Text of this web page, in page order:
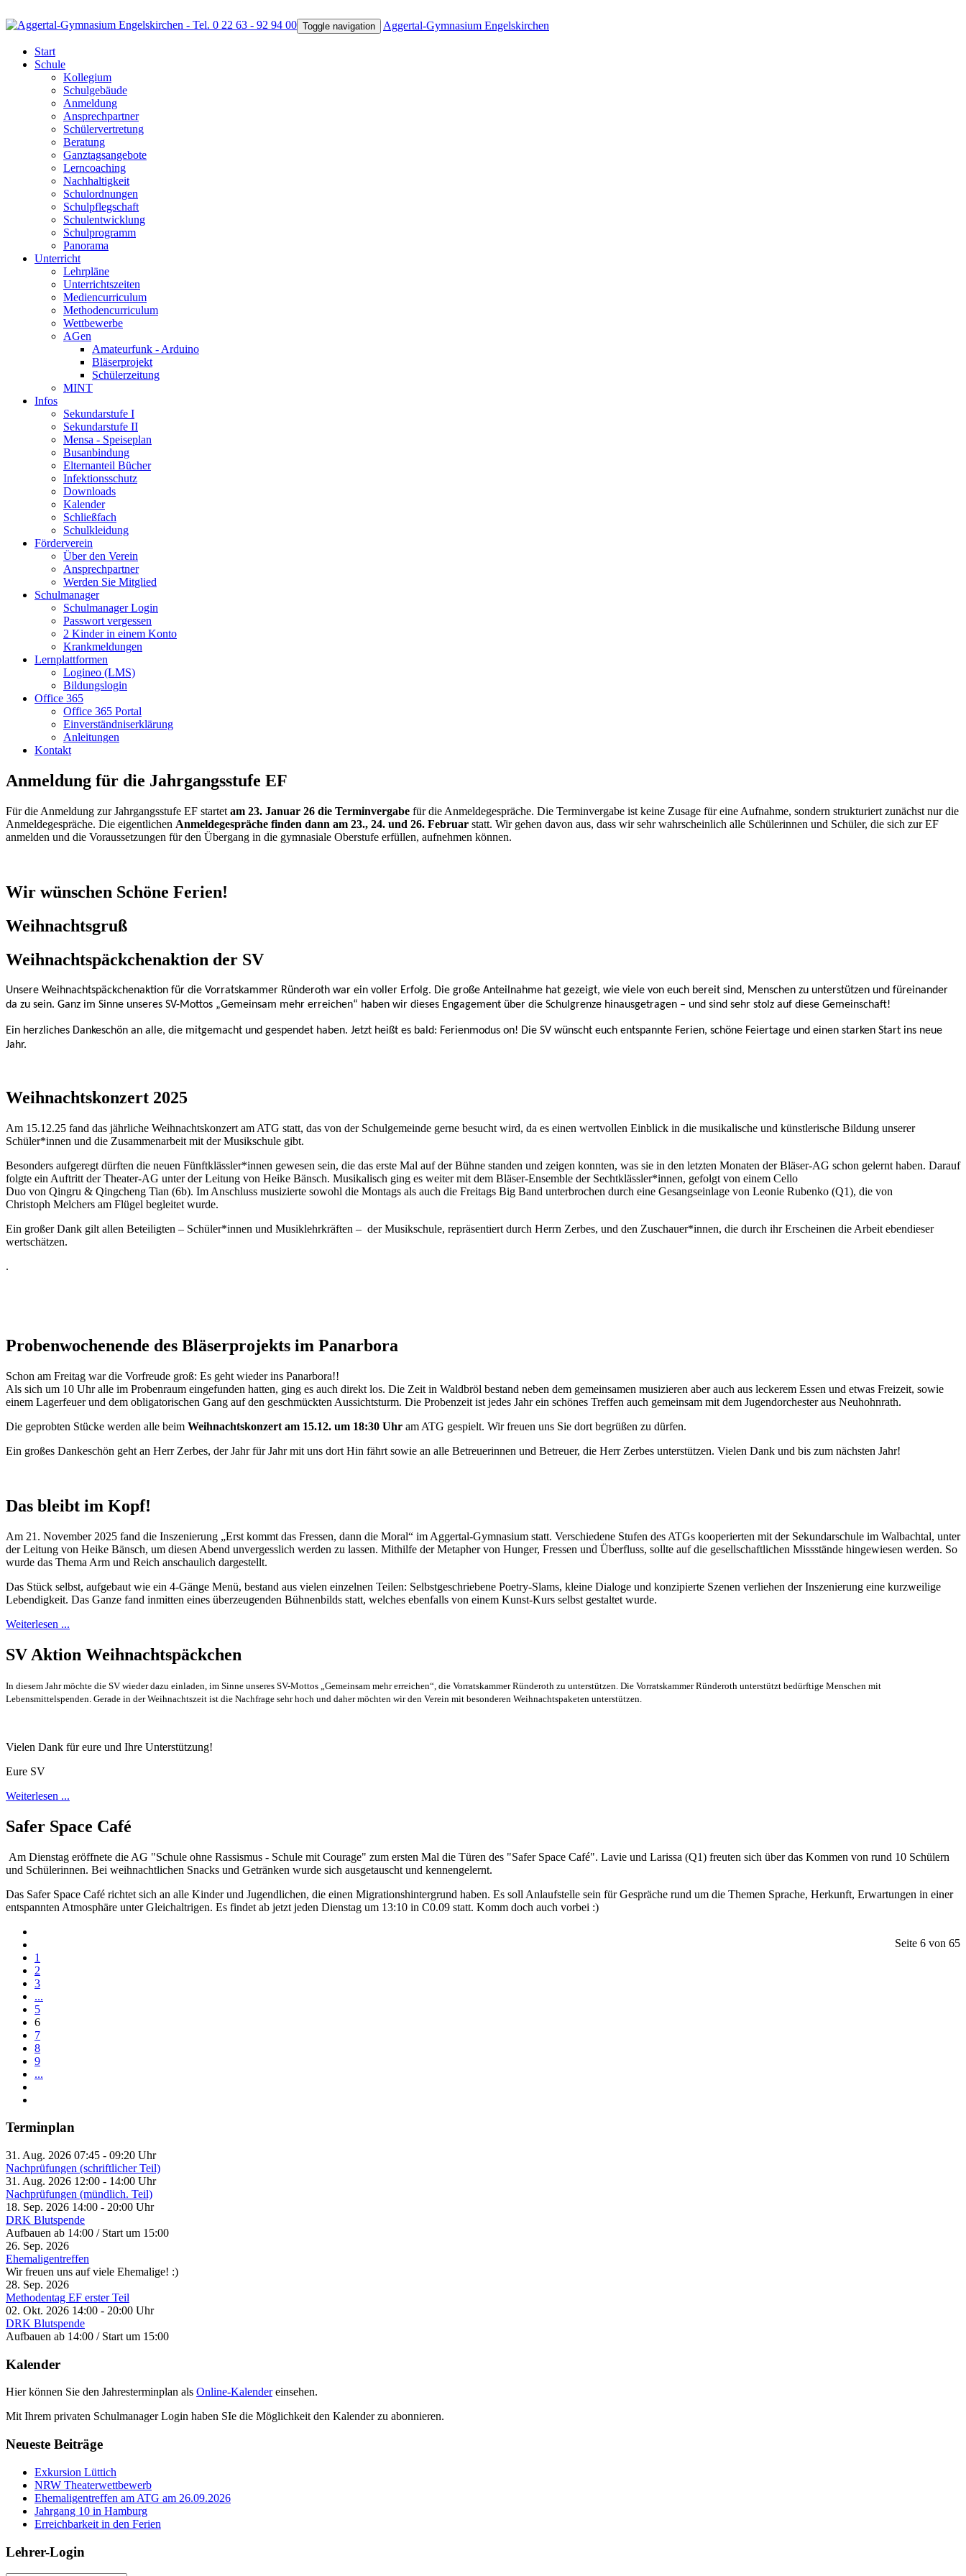
Toggle navigation Aggertal-Gymnasium Engelskirchen
Start
Schule
Kollegium
Schulgebäude
Anmeldung
Ansprechpartner
Schülervertretung
Beratung
Ganztagsangebote
Lerncoaching
Nachhaltigkeit
Schulordnungen
Schulpflegschaft
Schulentwicklung
Schulprogramm
Panorama
Unterricht
Lehrpläne
Unterrichtszeiten
Mediencurriculum
Methodencurriculum
Wettbewerbe
AGen
Amateurfunk - Arduino
Bläserprojekt
Schülerzeitung
MINT
Infos
Sekundarstufe I
Sekundarstufe II
Mensa - Speiseplan
Busanbindung
Elternanteil Bücher
Infektionsschutz
Downloads
Kalender
Schließfach
Schulkleidung
Förderverein
Über den Verein
Ansprechpartner
Werden Sie Mitglied
Schulmanager
Schulmanager Login
Passwort vergessen
2 Kinder in einem Konto
Krankmeldungen
Lernplattformen
Logineo (LMS)
Bildungslogin
Office 365
Office 365 Portal
Einverständniserklärung
Anleitungen
Kontakt
Anmeldung für die Jahrgangsstufe EF
Für die Anmeldung zur Jahrgangsstufe EF startet am 23. Januar 26 die Terminvergabe für die Anmeldegespräche. Die Terminvergabe ist keine Zusage für eine Aufnahme, sondern strukturiert zunächst nur die
Anmeldegespräche. Die eigentlichen Anmeldegespräche finden dann am 23., 24. und 26. Februar statt. Wir gehen davon aus, dass wir sehr wahrscheinlich alle Schülerinnen und Schüler, die sich zur EF
anmelden und die Voraussetzungen für den Übergang in die gymnasiale Oberstufe erfüllen, aufnehmen können.
Wir wünschen Schöne Ferien!
Weihnachtsgruß
Weihnachtspäckchenaktion der SV
Unsere Weihnachtspäckchenaktion für die Vorratskammer Ründeroth war ein voller Erfolg. Die große Anteilnahme hat gezeigt, wie viele von euch bereit sind, Menschen zu unterstützen und füreinander
da zu sein. Ganz im Sinne unseres SV-Mottos „Gemeinsam mehr erreichen“ haben wir dieses Engagement über die Schulgrenze hinausgetragen – und sind sehr stolz auf diese Gemeinschaft!
Ein herzliches Dankeschön an alle, die mitgemacht und gespendet haben. Jetzt heißt es bald: Ferienmodus on! Die SV wünscht euch entspannte Ferien, schöne Feiertage und einen starken Start ins neue
Jahr.
Weihnachtskonzert 2025
Am 15.12.25 fand das jährliche Weihnachtskonzert am ATG statt, das von der Schulgemeinde gerne besucht wird, da es einen wertvollen Einblick in die musikalische und künstlerische Bildung unserer
Schüler*innen und die Zusammenarbeit mit der Musikschule gibt.
Besonders aufgeregt dürften die neuen Fünftklässler*innen gewesen sein, die das erste Mal auf der Bühne standen und zeigen konnten, was sie in den letzten Monaten der Bläser-AG schon gelernt haben. Darauf
folgte ein Auftritt der Theater-AG unter der Leitung von Heike Bänsch. Musikalisch ging es weiter mit dem Bläser-Ensemble der Sechtklässler*innen, gefolgt von einem Cello
Duo von Qingru & Qingcheng Tian (6b). Im Anschluss musizierte sowohl die Montags als auch die Freitags Big Band unterbrochen durch eine Gesangseinlage von Leonie Rubenko (Q1), die von
Christoph Melchers am Flügel begleitet wurde.
Ein großer Dank gilt allen Beteiligten – Schüler*innen und Musiklehrkräften – der Musikschule, repräsentiert durch Herrn Zerbes, und den Zuschauer*innen, die durch ihr Erscheinen die Arbeit ebendieser
wertschätzen.
.
Probenwochenende des Bläserprojekts im Panarbora
Schon am Freitag war die Vorfreude groß: Es geht wieder ins Panarbora!!
Als sich um 10 Uhr alle im Probenraum eingefunden hatten, ging es auch direkt los. Die Zeit in Waldbröl bestand neben dem gemeinsamen musizieren aber auch aus leckerem Essen und etwas Freizeit, sowie
einem Lagerfeuer und dem obligatorischen Gang auf den geschmückten Aussichtsturm. Die Probenzeit ist jedes Jahr ein schönes Treffen auch gemeinsam mit dem Jugendorchester aus Neuhohnrath.
Die geprobten Stücke werden alle beim Weihnachtskonzert am 15.12. um 18:30 Uhr am ATG gespielt. Wir freuen uns Sie dort begrüßen zu dürfen.
Ein großes Dankeschön geht an Herr Zerbes, der Jahr für Jahr mit uns dort Hin fährt sowie an alle Betreuerinnen und Betreuer, die Herr Zerbes unterstützen. Vielen Dank und bis zum nächsten Jahr!
Das bleibt im Kopf!
Am 21. November 2025 fand die Inszenierung „Erst kommt das Fressen, dann die Moral“ im Aggertal-Gymnasium statt. Verschiedene Stufen des ATGs kooperierten mit der Sekundarschule im Walbachtal, unter
der Leitung von Heike Bänsch, um diesen Abend unvergesslich werden zu lassen. Mithilfe der Metapher von Hunger, Fressen und Überfluss, sollte auf die gesellschaftlichen Missstände hingewiesen werden. So
wurde das Thema Arm und Reich anschaulich dargestellt.
Das Stück selbst, aufgebaut wie ein 4-Gänge Menü, bestand aus vielen einzelnen Teilen: Selbstgeschriebene Poetry-Slams, kleine Dialoge und konzipierte Szenen verliehen der Inszenierung eine kurzweilige
Lebendigkeit. Das Ganze fand inmitten eines überzeugenden Bühnenbilds statt, welches ebenfalls von einem Kunst-Kurs selbst gestaltet wurde.
Weiterlesen ...
SV Aktion Weihnachtspäckchen
In diesem Jahr möchte die SV wieder dazu einladen, im Sinne unseres SV-Mottos „Gemeinsam mehr erreichen“, die Vorratskammer Ründeroth zu unterstützen. Die Vorratskammer Ründeroth unterstützt bedürftige Menschen mit
Lebensmittelspenden. Gerade in der Weihnachtszeit ist die Nachfrage sehr hoch und daher möchten wir den Verein mit besonderen Weihnachtspaketen unterstützen.
Vielen Dank für eure und Ihre Unterstützung!
Eure SV
Weiterlesen ...
Safer Space Café
Am Dienstag eröffnete die AG "Schule ohne Rassismus - Schule mit Courage" zum ersten Mal die Türen des "Safer Space Café". Lavie und Larissa (Q1) freuten sich über das Kommen von rund 10 Schülern
und Schülerinnen. Bei weihnachtlichen Snacks und Getränken wurde sich ausgetauscht und kennengelernt.
Das Safer Space Café richtet sich an alle Kinder und Jugendlichen, die einen Migrationshintergrund haben. Es soll Anlaufstelle sein für Gespräche rund um die Themen Sprache, Herkunft, Erwartungen in einer
entspannten Atmosphäre unter Gleichaltrigen. Es findet ab jetzt jeden Dienstag um 13:10 in C0.09 statt. Komm doch auch vorbei :)
Seite 6 von 65
1
2
3
...
5
6
7
8
9
...
Terminplan
31. Aug. 2026 07:45 - 09:20 Uhr
Nachprüfungen (schriftlicher Teil)
31. Aug. 2026 12:00 - 14:00 Uhr
Nachprüfungen (mündlich. Teil)
18. Sep. 2026 14:00 - 20:00 Uhr
DRK Blutspende
Aufbauen ab 14:00 / Start um 15:00
26. Sep. 2026
Ehemaligentreffen
Wir freuen uns auf viele Ehemalige! :)
28. Sep. 2026
Methodentag EF erster Teil
02. Okt. 2026 14:00 - 20:00 Uhr
DRK Blutspende
Aufbauen ab 14:00 / Start um 15:00
Kalender
Hier können Sie den Jahresterminplan als Online-Kalendereinsehen.
Mit Ihrem privaten Schulmanager Login haben SIe die Möglichkeit den Kalender zu abonnieren.
Neueste Beiträge
Exkursion Lüttich
NRW Theaterwettbewerb
Ehemaligentreffen am ATG am 26.09.2026
Jahrgang 10 in Hamburg
Erreichbarkeit in den Ferien
Lehrer-Login